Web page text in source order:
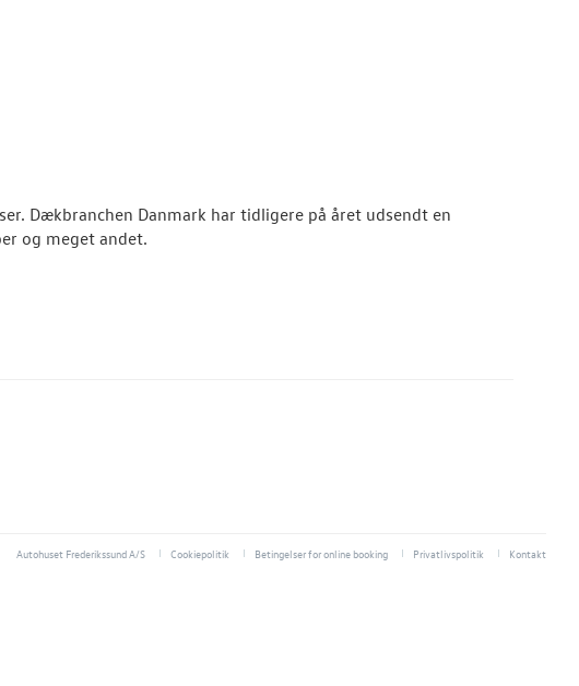
Dækbranchen Danmark har tidligere på året udsendt en
og meget andet.
Autohuset Frederikssund A/S Cookiepolitik Betingelser for online booking Privatlivspolitik Kontakt